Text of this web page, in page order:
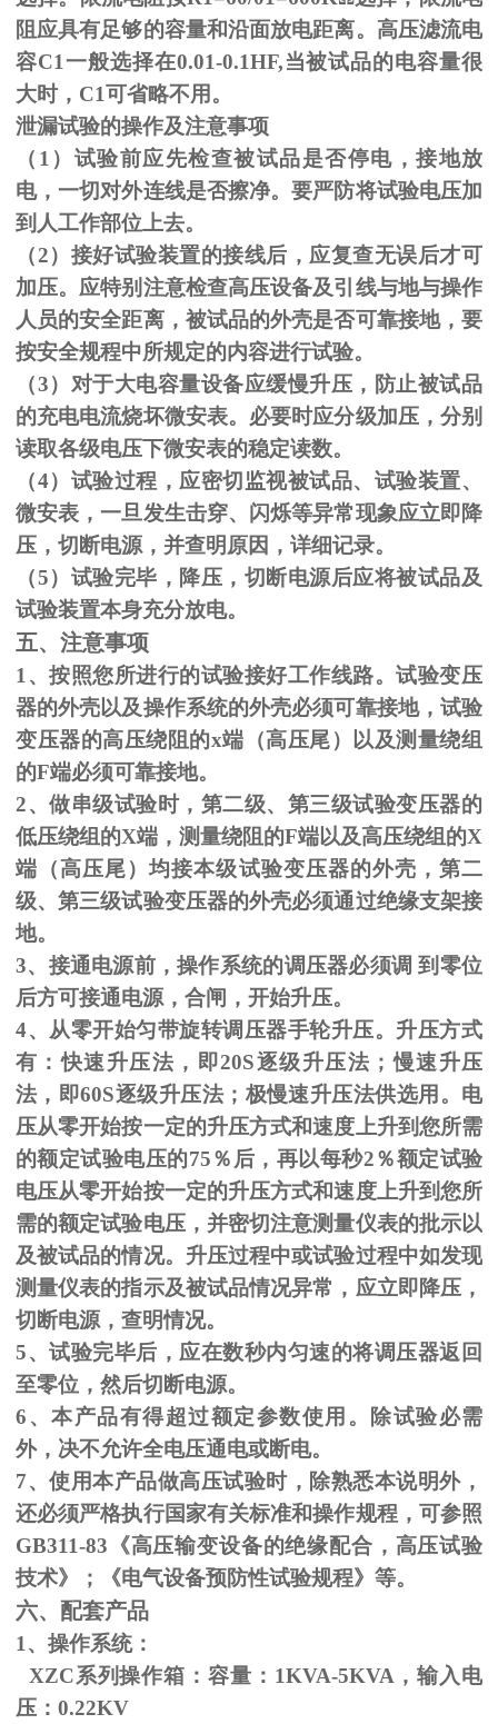
阻应具有足够的容量和沿面放电距离。高压滤流电
容C1一般选择在0.01-0.1HF,当被试品的电容量很
大时，C1可省略不用。
泄漏试验的操作及注意事项
（1）试验前应先检查被试品是否停电，接地放
电，一切对外连线是否擦净。要严防将试验电压加
到人工作部位上去。
（2）接好试验装置的接线后，应复查无误后才可
加压。应特别注意检查高压设备及引线与地与操作
人员的安全距离，被试品的外壳是否可靠接地，要
按安全规程中所规定的内容进行试验。
（3）对于大电容量设备应缓慢升压，防止被试品
的充电电流烧坏微安表。必要时应分级加压，分别
读取各级电压下微安表的稳定读数。
（4）试验过程，应密切监视被试品、试验装置、
微安表，一旦发生击穿、闪烁等异常现象应立即降
压，切断电源，并查明原因，详细记录。
（5）试验完毕，降压，切断电源后应将被试品及
试验装置本身充分放电。
五、注意事项
1、按照您所进行的试验接好工作线路。试验变压
器的外壳以及操作系统的外壳必须可靠接地，试验
变压器的高压绕阻的x端（高压尾）以及测量绕组
的F端必须可靠接地。
2、做串级试验时，第二级、第三级试验变压器的
低压绕组的X端，测量绕阻的F端以及高压绕组的X
端（高压尾）均接本级试验变压器的外壳，第二
级、第三级试验变压器的外壳必须通过绝缘支架接
地。
3、接通电源前，操作系统的调压器必须调 到零位
后方可接通电源，合闸，开始升压。
4、从零开始匀带旋转调压器手轮升压。升压方式
有：快速升压法，即20S逐级升压法；慢速升压
法，即60S逐级升压法；极慢速升压法供选用。电
压从零开始按一定的升压方式和速度上升到您所需
的额定试验电压的75％后，再以每秒2％额定试验
电压从零开始按一定的升压方式和速度上升到您所
需的额定试验电压，并密切注意测量仪表的批示以
及被试品的情况。升压过程中或试验过程中如发现
测量仪表的指示及被试品情况异常，应立即降压，
切断电源，查明情况。
5、试验完毕后，应在数秒内匀速的将调压器返回
至零位，然后切断电源。
6、本产品有得超过额定参数使用。除试验必需
外，决不允许全电压通电或断电。
7、使用本产品做高压试验时，除熟悉本说明外，
还必须严格执行国家有关标准和操作规程，可参照
GB311-83 《高压输变设备的绝缘配合，高压试验
技术》；《电气设备预防性试验规程》等。
六、配套产品
1、操作系统：
XZC系列操作箱：容量： 1KVA-5KVA ，输入电
压： 0.22KV